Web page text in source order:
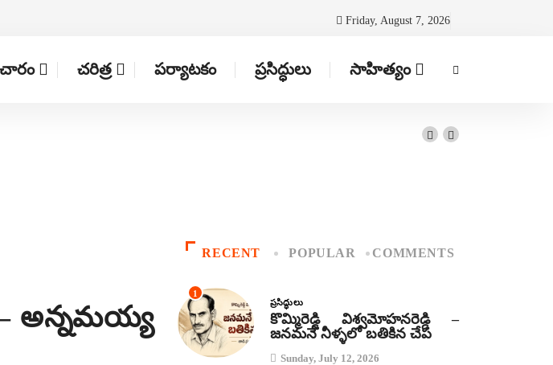
Friday, August 7, 2026
చరిత్ర పర్యాటకం ప్రసిద్ధులు సాహిత్యం
అన్నమయ్య
RECENT POPULAR COMMENTS
1
ప్రసిద్ధులు
కొమ్మిరెడ్డి విశ్వమోహనరెడ్డి –
జనమనే నీళ్ళలో బతికిన చేప
Sunday, July 12, 2026